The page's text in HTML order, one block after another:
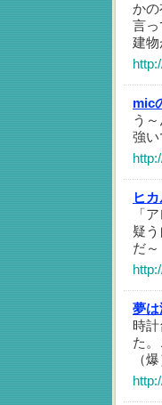
かの
言
建物
mic
う
強
ヒ
「
疑
だ～
夢
時
た
（爆